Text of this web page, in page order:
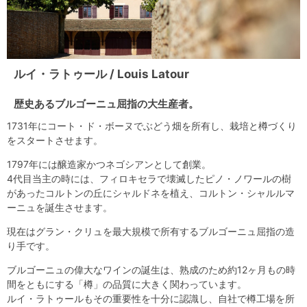
ルイ・ラトゥール / Louis Latour
歴史あるブルゴーニュ屈指の大生産者。
1731年にコート・ド・ボーヌでぶどう畑を所有し、栽培と樽づくり
をスタートさせます。
1797年には醸造家かつネゴシアンとして創業。
4代目当主の時には、フィロキセラで壊滅したピノ・ノワールの樹
があったコルトンの丘にシャルドネを植え、コルトン・シャルルマ
ーニュを誕生させます。
現在はグラン・クリュを最大規模で所有するブルゴーニュ屈指の造
り手です。
ブルゴーニュの偉大なワインの誕生は、熟成のため約12ヶ月もの時
間をともにする「樽」の品質に大きく関わっています。
ルイ・ラトゥールもその重要性を十分に認識し、自社で樽工場を所